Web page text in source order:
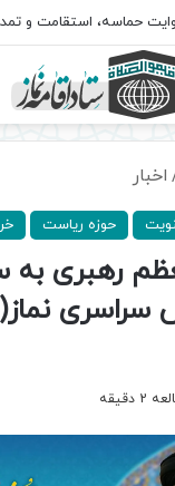
اخبار
حوزه ریاست
رهبری
سراسری